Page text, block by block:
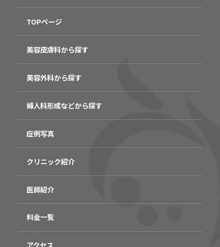
TOPページ
美容皮膚科から探す
美容外科から探す
婦人科形成などから探す
症例写真
クリニック紹介
医師紹介
料金一覧